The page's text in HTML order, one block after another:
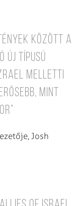
között a
új típusú
melletti
mint
Josh